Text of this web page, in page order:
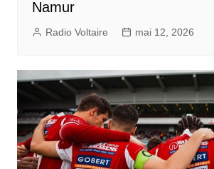
Namur
Radio Voltaire mai 12, 2026